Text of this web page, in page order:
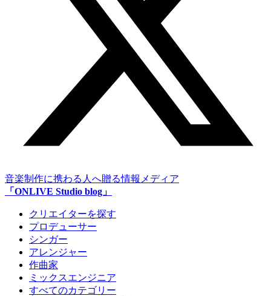
音楽制作に携わる人へ贈る情報メディア
「ONLIVE Studio blog」
クリエイターを探す
プロデューサー
シンガー
アレンジャー
作曲家
ミックスエンジニア
すべてのカテゴリー